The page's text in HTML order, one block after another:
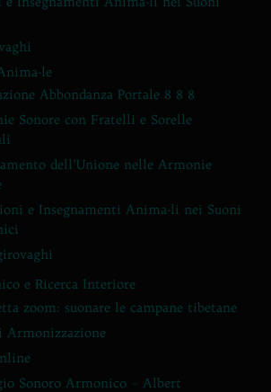
le
Abbondanza Portale 8 8 8
Sonore con Fratelli e Sorelle
dell’Unione nelle Armonie
e Insegnamenti Anima-li nei Suoni
e Ricerca Interiore
zoom: suonare le campane tibetane
Armonizzazione
Sonoro Armonico – Albert